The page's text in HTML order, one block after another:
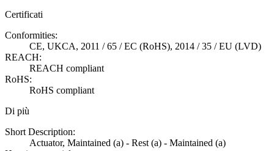
Certificati
Conformities:
CE, UKCA, 2011 / 65 / EC (RoHS), 2014 / 35 / EU (LVD)
REACH:
REACH compliant
RoHS:
RoHS compliant
Di più
Short Description:
Actuator, Maintained (a) - Rest (a) - Maintained (a)